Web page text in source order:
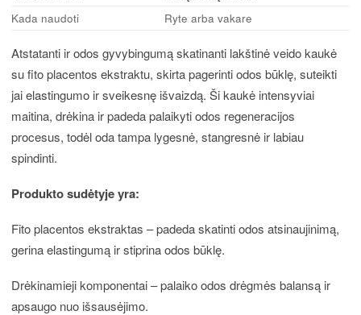
Kada naudoti
Ryte arba vakare
Atstatanti ir odos gyvybingumą skatinanti lakštinė veido kaukė
su fito placentos ekstraktu, skirta pagerinti odos būklę, suteikti
jai elastingumo ir sveikesnę išvaizdą. Ši kaukė intensyviai
maitina, drėkina ir padeda palaikyti odos regeneracijos
procesus, todėl oda tampa lygesnė, stangresnė ir labiau
spindinti.
Produkto sudėtyje yra:
Fito placentos ekstraktas – padeda skatinti odos atsinaujinimą,
gerina elastingumą ir stiprina odos būklę.
Drėkinamieji komponentai – palaiko odos drėgmės balansą ir
apsaugo nuo išsausėjimo.